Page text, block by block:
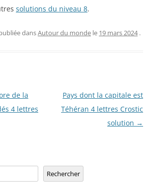
solutions du niveau 8.
dansAutour du monde le 19 mars 2024 .
de la
4 lettres
Pays dont la capitale est
Téhéran 4 lettres Crostic
solution →
Rechercher